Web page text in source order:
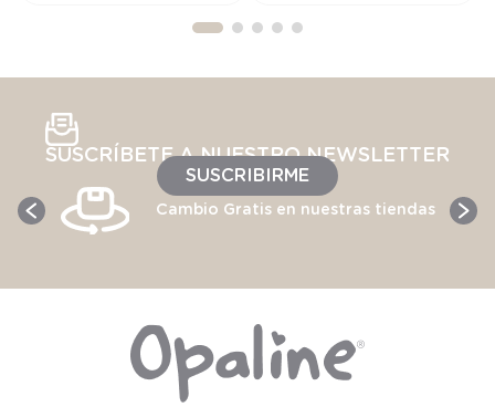
SUSCRÍBETE A NUESTRO NEWSLETTER
SUSCRIBIRME
Cambio Gratis en nuestras tiendas